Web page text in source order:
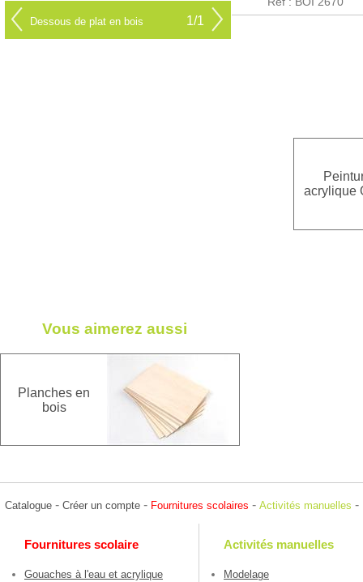
Dessous de plat en bois 1/1
acrylique
Vous aimerez aussi
Planches en
bois
Catalogue - Créer un compte - Fournitures scolaires - Activités manuelles -
Fournitures scolaire
Gouaches à l'eau et acrylique
Activités manuelles
Modelage